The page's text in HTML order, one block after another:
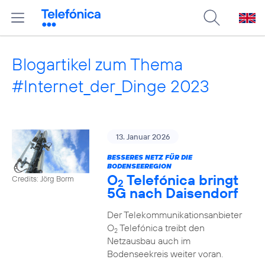
Blogartikel zum Thema
#Internet_der_Dinge 2023
Credits: Jörg Borm
13. Januar 2026
BESSERES NETZ FÜR DIE
BODENSEEREGION
O2 Telefónica bringt
5G nach Daisendorf
Der Telekommunikationsanbieter
O2Telefónica treibt den
Netzausbau auch im
Bodenseekreis weiter voran.